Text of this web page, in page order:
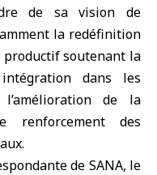
de sa vision de
la redéfinition
productif soutenant la
dans les
de la
des
de SANA, le